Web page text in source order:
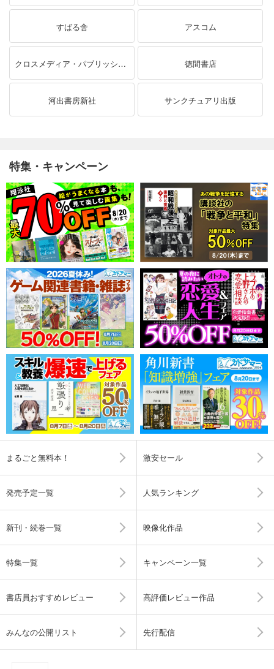
すばる舎 アスコム
クロスメディア・パブリッシング（インプレス） 徳間書店
河出書房新社 サンクチュアリ出版
特集・キャンペーン
まるごと無料本！ 激安セール
発売予定一覧 人気ランキング
新刊・続巻一覧 映像化作品
特集一覧 キャンペーン一覧
書店員おすすめレビュー 高評価レビュー作品
みんなの公開リスト 先行配信